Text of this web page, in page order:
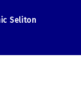
Seliton